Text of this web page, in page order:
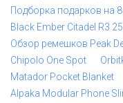
Подборка подарков на
Black Ember Citadel R3
Обзор ремешков Peak
Chipolo One Spot
Matador Pocket Blanket
Alpaka Modular Phone